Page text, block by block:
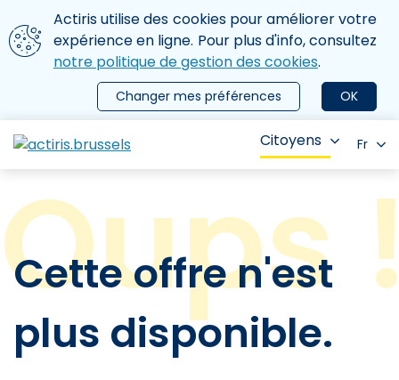
Aller au contenu principal
Nous utilisons des cookies
Actiris utilise des cookies pour améliorer votre
expérience en ligne. Pour plus d'info, consultez
notre politique de gestion des cookies.
OK
Changer mes préférences
le menu
Citoyens Fr
Cette offre n'est
plus disponible.